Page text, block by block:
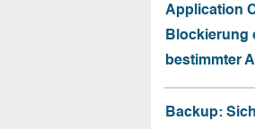
Application
Blockierung
bestimmter
Backup: